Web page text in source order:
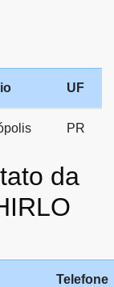
UF
PR
da
Telefone